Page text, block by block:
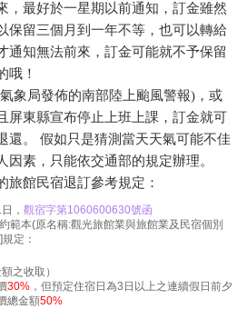
，最好於一星期以前通知，訂金雖然
保留三個月到一年不等，也可以轉給
通知無法前來，訂金可能就不予保留
哦！
象局發佈的南部陸上颱風警報)，或
屏東縣宣布停止上班上課，訂金就可
還。 假如只是猜測當天天氣可能不佳
因素，只能依交通部的規定辦理。
旅館民宿退訂參考規定：
， 觀宿字第1060600630號函
範本(原名稱:觀光旅館業與旅館業及民宿個別
定：
之收取）
30% ，但預定住宿日為3日以上之連續假日前夕
總金額50%